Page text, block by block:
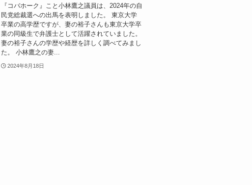
『コバホーク』こと小林鷹之議員は、2024年の自
民党総裁選への出馬を表明しました。 東京大学
卒業の高学歴ですが、妻の裕子さんも東京大学卒
業の同級生で弁護士として活躍されていました。
妻の裕子さんの学歴や経歴を詳しく調べてみまし
た。 小林鷹之の妻...
2024年8月18日